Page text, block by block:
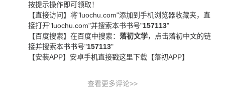
按提示操作即可领取！
【直接访问】 将"luochu.com"添加到手机浏览器收藏夹，直
接打开"luochu.com"并搜索本书书号"157113"
【百度搜索】 在百度中搜索： 落初文学，点击落初中文的链
接并搜索本书书号"157113"
【安装APP】 安卓手机直接戳这里下载【落初APP】
查看更多评论>>